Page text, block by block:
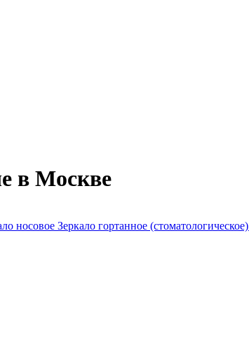
в Москве
носовое Зеркало гортанное (стоматологическое)